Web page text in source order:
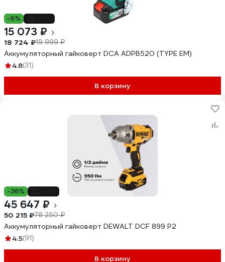
-6%
15 073 ₽
18 724 ₽19 999 ₽
Аккумуляторный гайковерт DCA ADPB520 (TYPE EM)
4.8(31)
В корзину
-36%
45 647 ₽
50 215 ₽78 250 ₽
Аккумуляторный гайковерт DEWALT DCF 899 P2
4.5(91)
В корзину